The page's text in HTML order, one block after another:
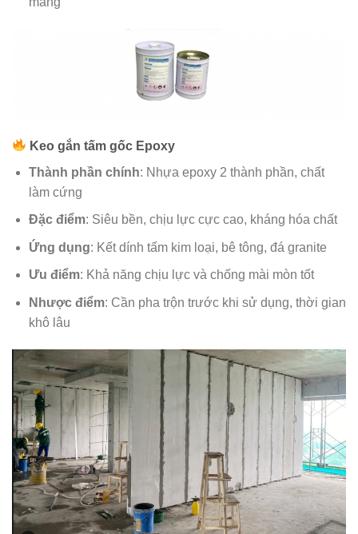
Keo gắn tấm gốc Epoxy
Thành phần chính: Nhựa epoxy 2 thành phần, chất
làm cứng
Đặc điểm: Siêu bền, chịu lực cực cao, kháng hóa chất
Ứng dụng: Kết dính tấm kim loại, bê tông, đá granite
Ưu điểm: Khả năng chịu lực và chống mài mòn tốt
Nhược điểm: Cần pha trộn trước khi sử dụng, thời gian
khô lâu